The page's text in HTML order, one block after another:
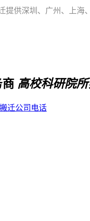
提供深圳、广州、上海
商 高校科研院